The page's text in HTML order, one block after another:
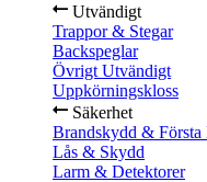
Utvändigt
Trappor & Stegar
Backspeglar
Övrigt Utvändigt
Uppkörningskloss
Säkerhet
Brandskydd & Första
Lås & Skydd
Larm & Detektorer